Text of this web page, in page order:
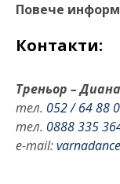
Повече
Контакти:
Треньор –
тел. 052 / 64 88
тел. 0888 335
e-mail: